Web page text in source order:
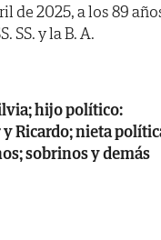
de 2025, a los 89
SS. y la B. A.
hijo político:
Ricardo; nieta
sobrinos y demás